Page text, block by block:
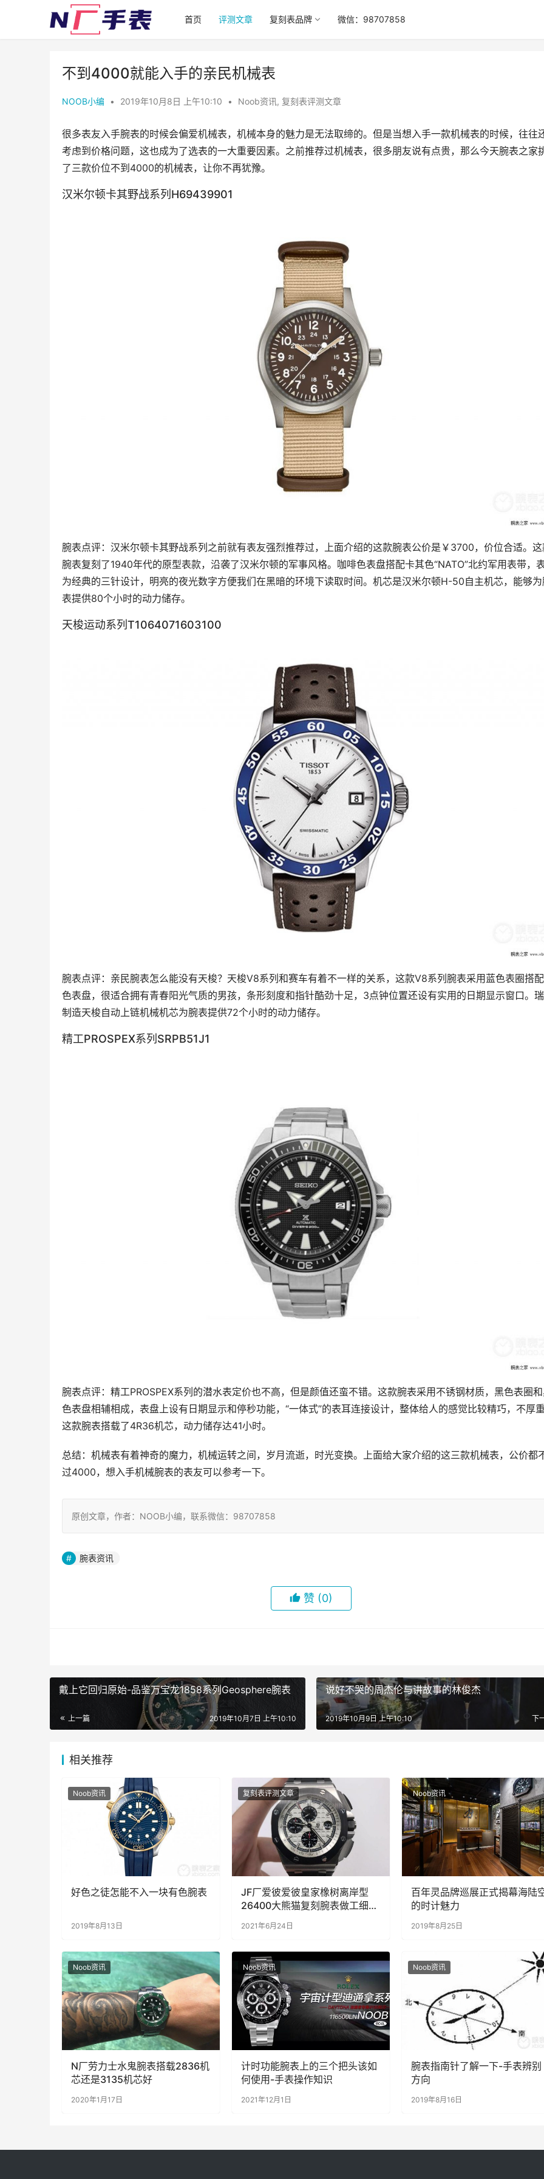
首页 评测文章 复刻表品牌 微信：98707858
不到4000就能入手的亲民机械表
NOOB小编 • 2019年10月8日 上午10:10 • Noob资讯, 复刻表评测文章
很多表友入手腕表的时候会偏爱机械表，机械本身的魅力是无法取缔的。但是当想入手一款机械表的时候，往往
考虑到价格问题，这也成为了选表的一大重要因素。之前推荐过机械表，很多朋友说有点贵，那么今天腕表之家
了三款价位不到4000的机械表，让你不再犹豫。
汉米尔顿卡其野战系列H69439901
腕表点评：汉米尔顿卡其野战系列之前就有表友强烈推荐过，上面介绍的这款腕表公价是￥3700，价位合适。
腕表复刻了1940年代的原型表款，沿袭了汉米尔顿的军事风格。咖啡色表盘搭配卡其色“NATO”北约军用表带，
为经典的三针设计，明亮的夜光数字方便我们在黑暗的环境下读取时间。机芯是汉米尔顿H-50自主机芯，能够
表提供80个小时的动力储存。
天梭运动系列T1064071603100
腕表点评：亲民腕表怎么能没有天梭？天梭V8系列和赛车有着不一样的关系，这款V8系列腕表采用蓝色表圈搭
色表盘，很适合拥有青春阳光气质的男孩，条形刻度和指针酷劲十足，3点钟位置还设有实用的日期显示窗口。
制造天梭自动上链机械机芯为腕表提供72个小时的动力储存。
精工PROSPEX系列SRPB51J1
腕表点评：精工PROSPEX系列的潜水表定价也不高，但是颜值还蛮不错。这款腕表采用不锈钢材质，黑色表圈
色表盘相辅相成，表盘上设有日期显示和停秒功能，“一体式”的表耳连接设计，整体给人的感觉比较精巧，不厚重
这款腕表搭载了4R36机芯，动力储存达41小时。
总结：机械表有着神奇的魔力，机械运转之间，岁月流逝，时光变换。上面给大家介绍的这三款机械表，公价都
过4000，想入手机械腕表的表友可以参考一下。
原创文章，作者：NOOB小编，联系微信：98707858
腕表资讯
赞 (0)
戴上它回归原始-品鉴万宝龙1858系列Geosphere腕表
上一篇 2019年10月7日 上午10:10
说好不哭的周杰伦与讲故事的林俊杰
下
2019年10月9日 上午10:10
相关推荐
Noob资讯
好色之徒怎能不入一块有色腕表
2019年8月13日
复刻表评测文章
JF厂爱彼爱彼皇家橡树离岸型
26400大熊猫复刻腕表做工细节
2021年6月24日
Noob资讯
百年灵品牌巡展正式揭幕海陆
的时计魅力
2019年8月25日
Noob资讯
N厂劳力士水鬼腕表搭载2836机
芯还是3135机芯好
2020年1月17日
Noob资讯
计时功能腕表上的三个把头该如
何使用-手表操作知识
2021年12月1日
Noob资讯
腕表指南针了解一下-手表辨别
方向
2019年8月16日